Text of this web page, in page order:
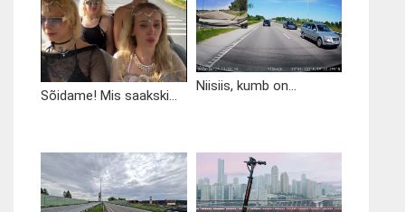
Sõidame! Mis saakski...
Niisiis, kumb on...